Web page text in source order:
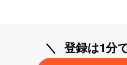
登録は1分